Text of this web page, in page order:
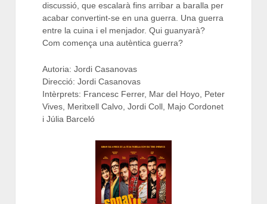
discussió, que escalarà fins arribar a baralla per
acabar convertint-se en una guerra. Una guerra
entre la cuina i el menjador. Qui guanyarà?
Com comença una autèntica guerra?
Autoria: Jordi Casanovas
Direcció: Jordi Casanovas
Intèrprets: Francesc Ferrer, Mar del Hoyo, Peter
Vives, Meritxell Calvo, Jordi Coll, Majo Cordonet
i Júlia Barceló